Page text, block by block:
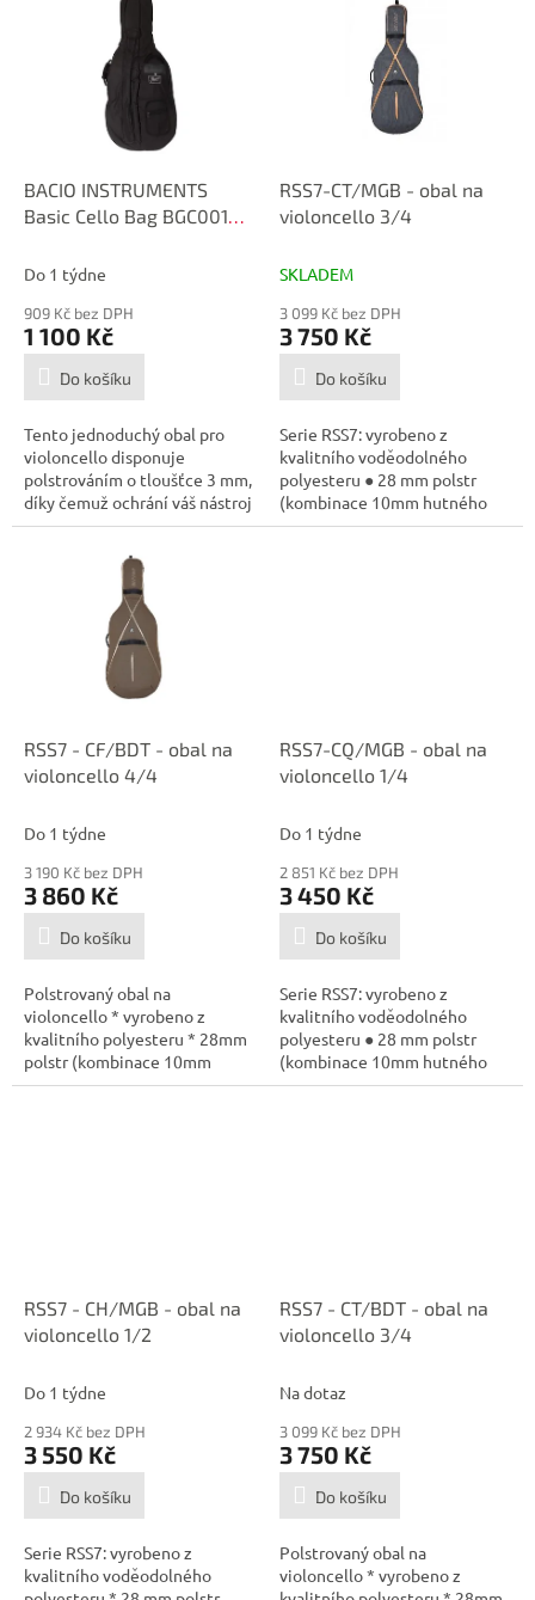
BACIO INSTRUMENTS
Basic Cello Bag BGC001
Do 1 týdne
909 Kč bez DPH
1 100 Kč
Do košíku
Tento jednoduchý obal pro
violoncello disponuje
polstrováním o tloušťce 3 mm,
díky čemuž ochrání váš nástroj
nejen...
RSS7-CT/MGB - obal na
violoncello 3/4
SKLADEM
3 099 Kč bez DPH
3 750 Kč
Do košíku
Serie RSS7: vyrobeno z
kvalitního voděodolného
polyesteru ● 28 mm polstr
(kombinace 10mm hutného
polstru, 10mm...
RSS7 - CF/BDT - obal na
violoncello 4/4
Do 1 týdne
3 190 Kč bez DPH
3 860 Kč
Do košíku
Polstrovaný obal na
violoncello * vyrobeno z
kvalitního polyesteru * 28mm
polstr (kombinace 10mm
polstru s vysokou...
RSS7-CQ/MGB - obal na
violoncello 1/4
Do 1 týdne
2 851 Kč bez DPH
3 450 Kč
Do košíku
Serie RSS7: vyrobeno z
kvalitního voděodolného
polyesteru ● 28 mm polstr
(kombinace 10mm hutného
polstru, 10mm...
RSS7 - CH/MGB - obal na
violoncello 1/2
Do 1 týdne
2 934 Kč bez DPH
3 550 Kč
Do košíku
Serie RSS7: vyrobeno z
kvalitního voděodolného
RSS7 - CT/BDT - obal na
violoncello 3/4
Na dotaz
3 099 Kč bez DPH
3 750 Kč
Do košíku
Polstrovaný obal na
violoncello * vyrobeno z